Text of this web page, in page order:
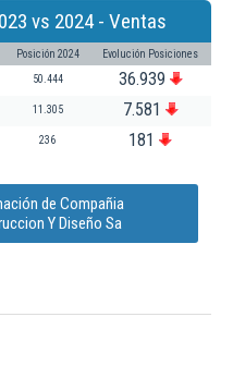
vs 2024 - Ventas
Posición 2024 Evolución Posiciones
50.444 36.939
11.305 7.581
236 181
de Compañia
Y Diseño Sa